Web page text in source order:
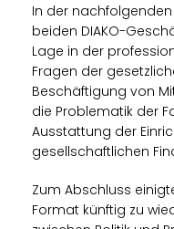
In der
beiden DIAKO-
Lage in der
Fragen der
Beschäftigung von
die Problematik der
Ausstattung der
gesellschaftlichen
Zum Abschluss
Format künftig zu